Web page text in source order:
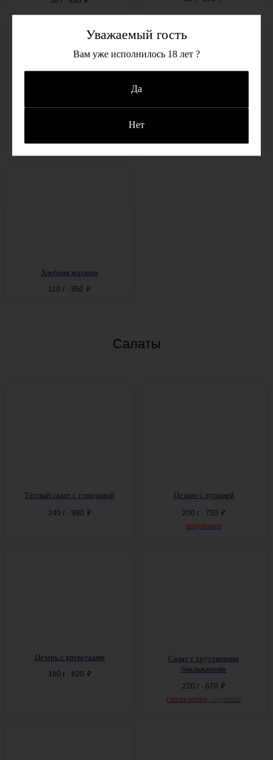
Уважаемый гость
Вам уже исполнилось 18 лет ?
Да
Нет
50 г · 390 ₽ 70 г · 330 ₽
Хлебная корзина
110 г · 350 ₽
Салаты
Тёплый салат с говядиной
240 г · 990 ₽
Цезарь с курицей
200 г · 750 ₽
популярное
Цезарь с креветками
180 г · 820 ₽
Салат с хрустящими
баклажанами
220 г · 670 ₽
слегка острое, vegetarian